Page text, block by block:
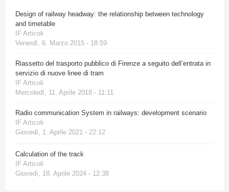
Design of railway headway: the relationship between technology
and timetable
IF Articoli
Venerdì, 6. Marzo 2015 - 18:59
Riassetto del trasporto pubblico di Firenze a seguito dell’entrata in
servizio di nuove linee di tram
IF Articoli
Mercoledì, 11. Aprile 2018 - 11:11
Radio communication System in railways: development scenario
IF Articoli
Giovedì, 1. Aprile 2021 - 22:12
Calculation of the track
IF Articoli
Giovedì, 18. Aprile 2024 - 12:38